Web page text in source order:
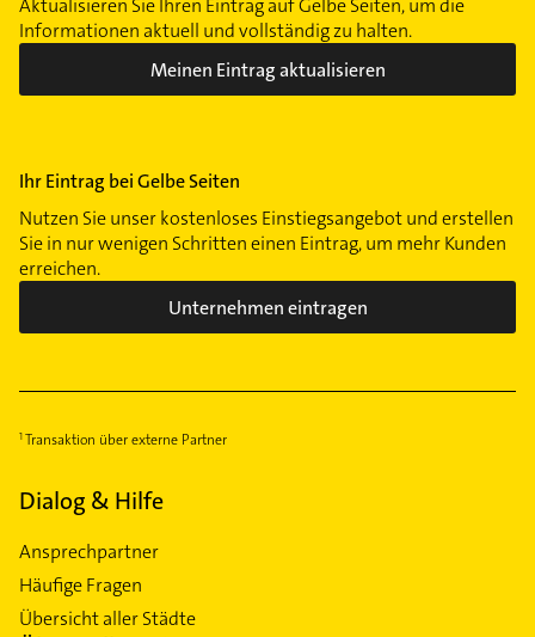
Aktualisieren Sie Ihren Eintrag auf Gelbe Seiten, um die
Informationen aktuell und vollständig zu halten.
Meinen Eintrag aktualisieren
Ihr Eintrag bei Gelbe Seiten
Nutzen Sie unser kostenloses Einstiegsangebot und erstellen
Sie in nur wenigen Schritten einen Eintrag, um mehr Kunden
erreichen.
Unternehmen eintragen
Transaktion über externe Partner
Dialog & Hilfe
Ansprechpartner
Häufige Fragen
Übersicht aller Städte